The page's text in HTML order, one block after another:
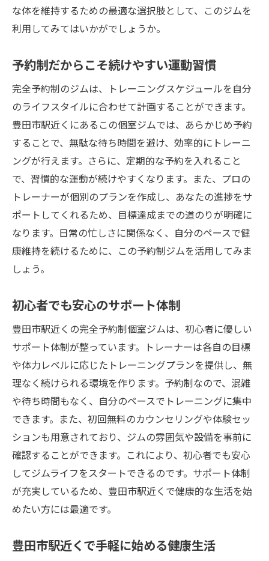
な体を維持するための最適な選択肢として、このジムを
利用してみてはいかがでしょうか。
予約制だからこそ続けやすい運動習慣
完全予約制のジムは、トレーニングスケジュールを自分
のライフスタイルに合わせて計画することができます。
豊田市駅近くにあるこの個室ジムでは、あらかじめ予約
することで、無駄な待ち時間を避け、効率的にトレーニ
ングが行えます。さらに、定期的な予約を入れること
で、習慣的な運動が続けやすくなります。また、プロの
トレーナーが個別のプランを作成し、あなたの進捗をサ
ポートしてくれるため、目標達成までの道のりが明確に
なります。日常の忙しさに関係なく、自分のペースで健
康維持を続けるために、この予約制ジムを活用してみま
しょう。
初心者でも安心のサポート体制
豊田市駅近くの完全予約制個室ジムは、初心者に優しい
サポート体制が整っています。トレーナーは各自の目標
や体力レベルに応じたトレーニングプランを提供し、無
理なく続けられる環境を作ります。予約制なので、混雑
や待ち時間もなく、自分のペースでトレーニングに集中
できます。また、初回無料のカウンセリングや体験セッ
ションも用意されており、ジムの雰囲気や設備を事前に
確認することができます。これにより、初心者でも安心
してジムライフをスタートできるのです。サポート体制
が充実しているため、豊田市駅近くで健康的な生活を始
めたい方には最適です。
豊田市駅近くで手軽に始める健康生活